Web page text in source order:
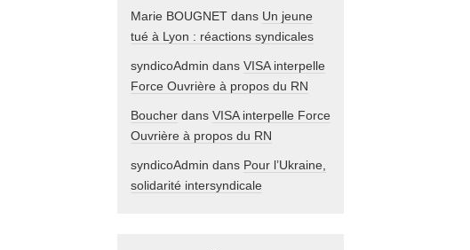
Marie BOUGNET dans Un jeune
tué à Lyon : réactions syndicales
syndicoAdmin dans VISA interpelle
Force Ouvrière à propos du RN
Boucher dans VISA interpelle Force
Ouvrière à propos du RN
syndicoAdmin dans Pour l’Ukraine,
solidarité intersyndicale